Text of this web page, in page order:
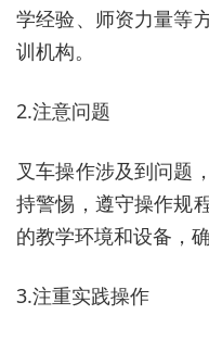
学经验、师资力量等
训机构。
2.注意问题
叉车操作涉及到问题
持警惕，遵守操作规
的教学环境和设备，
3.注重实践操作